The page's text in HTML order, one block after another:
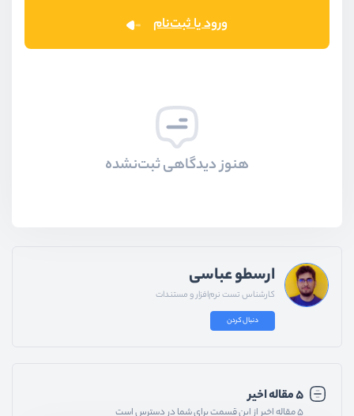
ورود یا ثبت‌نام
هنوز دیدگاهی ثبت‌نشده
ارسطو عباسی
کارشناس تست نرم‌افزار و مستندات
دنبال کردن
۵ مقاله اخیر
۵ مقاله اخیر از این قسمت برای شما در دسترس است